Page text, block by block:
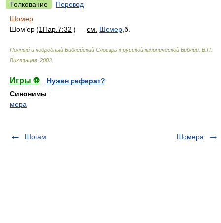
Толкование
Перевод
Шомер
Шом’ер (1Пар.7:32 ) — см. Шемер ,б.
Полный и подробный Библейский Словарь к русской канонической Библии В.П.
Вихлянцев 2003
Игры ⚽
Нужен реферат?
Синонимы:
мера
Шогам Шомера